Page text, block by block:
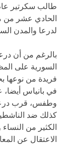
طالب سكرتير
الحادي عشر من
لدرعا والمدن
بالرغم من أن
السورية على
فريدة من نوعها
في بانياس
وطفس، قرب
كذلك ضد
الكثير من
الاعتقال عن